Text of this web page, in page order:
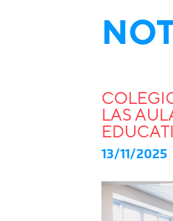
LAS
13/11/2025